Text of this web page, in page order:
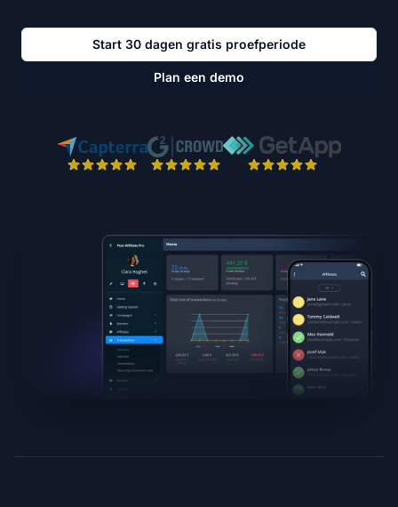
Start 30 dagen gratis proefperiode
Plan een demo